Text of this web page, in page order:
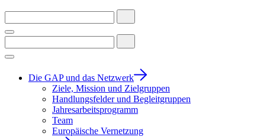
Die GAP und das Netzwerk
Ziele, Mission und Zielgruppen
Handlungsfelder und Begleitgruppen
Jahresarbeitsprogramm
Team
Europäische Vernetzung